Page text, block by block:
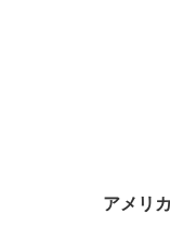
アメリ